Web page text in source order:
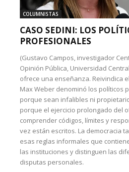
COLUMNISTAS
CASO SEDINI: LOS
PROFESIONALES
(Gustavo Campos, investigador
Opinión Pública, Universidad
ofrece una enseñanza. Reivindica
Max Weber denominó los políticos
porque sean infalibles ni
porque el ejercicio prolongado del
comprender códigos, límites y
vez están escritos. La democracia
esas reglas informales que
las instituciones y distinguen las
disputas personales.